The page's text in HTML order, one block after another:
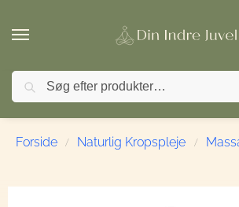
🚚 FRI FRAGT ved køb
Forside / Naturlig Kropspleje /